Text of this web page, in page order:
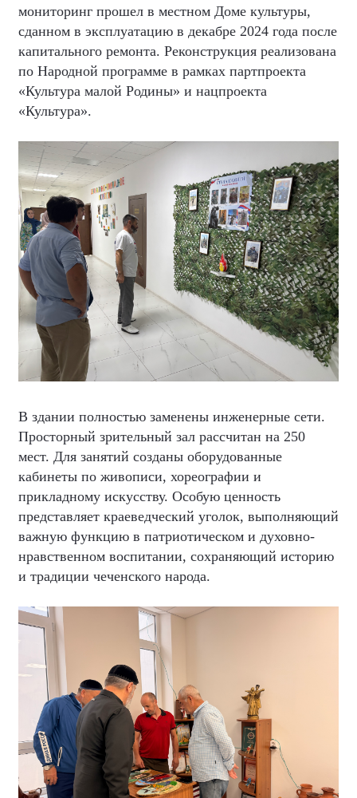
мониторинг прошел в местном Доме культуры,
сданном в эксплуатацию в декабре 2024 года после
капитального ремонта. Реконструкция реализована
по Народной программе в рамках партпроекта
«Культура малой Родины» и нацпроекта
«Культура».
В здании полностью заменены инженерные сети.
Просторный зрительный зал рассчитан на 250
мест. Для занятий созданы оборудованные
кабинеты по живописи, хореографии и
прикладному искусству. Особую ценность
представляет краеведческий уголок, выполняющий
важную функцию в патриотическом и духовно-
нравственном воспитании, сохраняющий историю
и традиции чеченского народа.